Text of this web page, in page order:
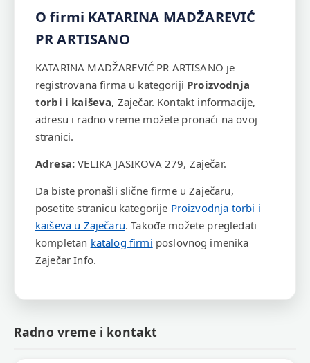
O firmi KATARINA MADŽAREVIĆ
PR ARTISANO
KATARINA MADŽAREVIĆ PR ARTISANO je
registrovana firma u kategoriji Proizvodnja
torbi i kaiševa, Zaječar. Kontakt informacije,
adresu i radno vreme možete pronaći na ovoj
stranici.
Adresa: VELIKA JASIKOVA 279, Zaječar.
Da biste pronašli slične firme u Zaječaru,
posetite stranicu kategorije Proizvodnja torbi i
kaiševa u Zaječaru. Takođe možete pregledati
kompletan katalog firmi poslovnog imenika
Zaječar Info.
Radno vreme i kontakt